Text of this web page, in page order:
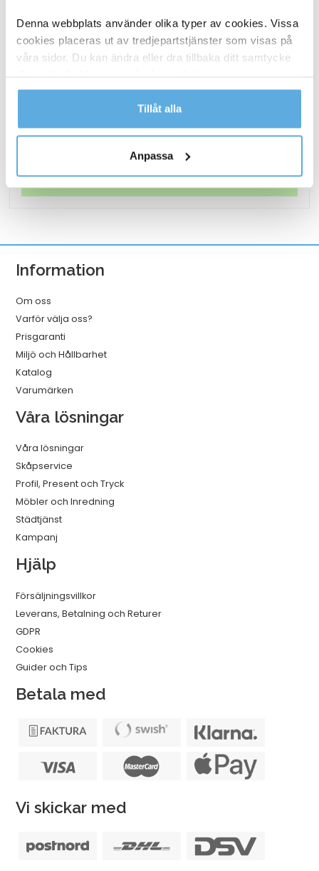
Denna webbplats använder olika typer av cookies. Vissa
cookies placeras ut av tredjepartstjänster som visas på
våra sidor. Du kan ändra eller dra tillbaka ditt samtycke
Läs mer i vår integritetspolicy om vilka vi är, hur du
kontaktar oss och på vilket sätt vi behandlar
Tillåt alla
Anpassa
1 436,25kr
nr
4
mm
mängd
I lager
Information
Om oss
Varför välja oss?
Prisgaranti
Miljö och Hållbarhet
Katalog
Varumärken
Våra lösningar
Våra lösningar
Skåpservice
Profil, Present och Tryck
Möbler och Inredning
Städtjänst
Kampanj
Hjälp
Försäljningsvillkor
Leverans, Betalning och Returer
GDPR
Cookies
Guider och Tips
Betala med
Vi skickar med